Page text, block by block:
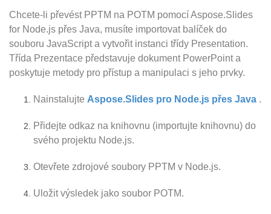
Chcete-li převést PPTM na POTM pomocí Aspose.Slides
for Node.js přes Java, musíte importovat balíček do
souboru JavaScript a vytvořit instanci třídy Presentation.
Třída Prezentace představuje dokument PowerPoint a
poskytuje metody pro přístup a manipulaci s jeho prvky.
Nainstalujte Aspose.Slides pro Node.js přes Java .
Přidejte odkaz na knihovnu (importujte knihovnu) do
svého projektu Node.js.
Otevřete zdrojové soubory PPTM v Node.js.
Uložit výsledek jako soubor POTM.